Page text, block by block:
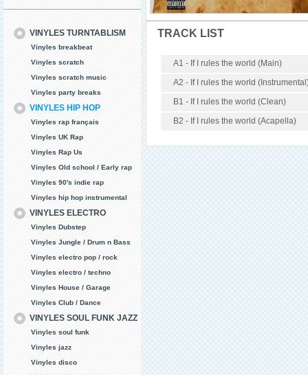
VINYLES TURNTABLISM
Vinyles breakbeat
Vinyles scratch
Vinyles scratch music
Vinyles party breaks
VINYLES HIP HOP
Vinyles rap français
Vinyles UK Rap
Vinyles Rap Us
Vinyles Old school / Early rap
Vinyles 90's indie rap
Vinyles hip hop instrumental
VINYLES ELECTRO
Vinyles Dubstep
Vinyles Jungle / Drum n Bass
Vinyles electro pop / rock
Vinyles electro / techno
Vinyles House / Garage
Vinyles Club / Dance
VINYLES SOUL FUNK JAZZ
Vinyles soul funk
Vinyles jazz
Vinyles disco
TRACK LIST
A1 - If I rules the world (Main)
A2 - If I rules the world
B1 - If I rules the world (Clean)
B2 - If I rules the world (Acapella)